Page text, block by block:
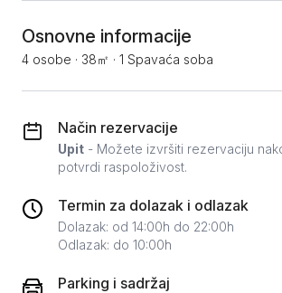
Osnovne informacije
4 osobe · 38㎡ · 1 Spavaća soba
Način rezervacije
Upit - Možete izvršiti rezervaciju
potvrdi raspoloživost.
Termin za dolazak i odlazak
Dolazak: od 14:00h do 22:00h
Odlazak: do 10:00h
Parking i sadržaj